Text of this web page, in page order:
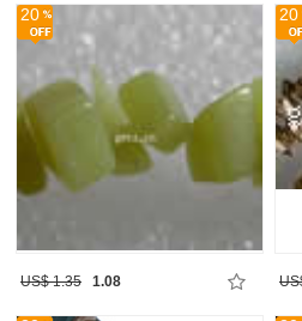
20
US$ 1.35 1.08
20